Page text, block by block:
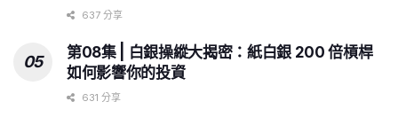
637 分享
第08集 | 白銀操縱大揭密：紙白銀 200 倍槓桿
如何影響你的投資
631 分享